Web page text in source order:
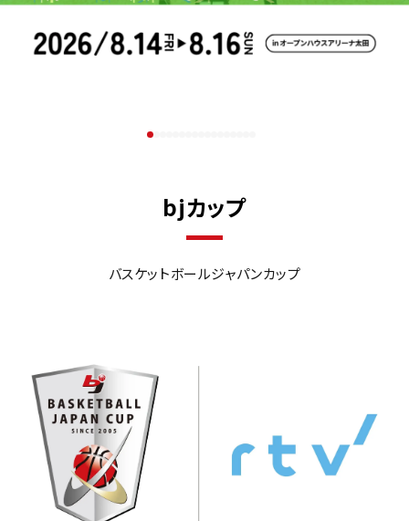
bjカップ
バスケットボールジャパンカップ